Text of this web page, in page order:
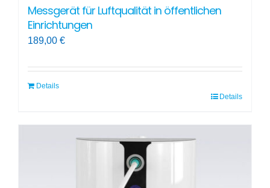
Messgerät für Luftqualität in öffentlichen
Einrichtungen
189,00 €
Details
Details